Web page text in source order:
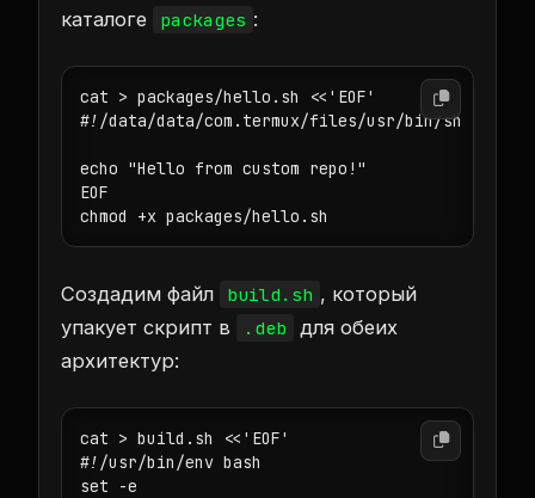
каталоге packages :
cat > packages/hello.sh <<'EOF'
#!/data/data/com.termux/files/usr/bin/sh
echo "Hello from custom repo!"
EOF
chmod +x packages/hello.sh
Создадим файл build.sh , который
упакует скрипт в
.deb
для обеих
архитектур:
cat > build.sh <<'EOF'
#!/usr/bin/env bash
set -e